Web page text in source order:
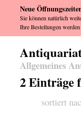
Allgemeines
2 Einträge
sortiert
Neue
Sie können natürlich
Ihre Bestellungen